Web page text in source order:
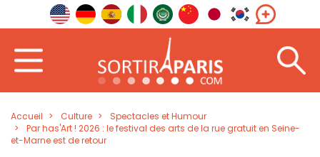
Accueil Culture
Spectacles et Humour
Par has'Art ! 2026 : le festival des arts de la rue gratuit en Seine-
et-Marne est de retour